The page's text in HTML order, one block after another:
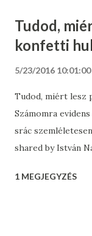
Tudod,
konfetti
5/23/2016
Tudod, miért lesz
Számomra
srác
shared by István
1 MEGJEGYZÉS